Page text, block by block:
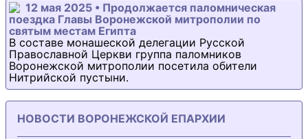
12 мая 2025 • Продолжается паломническая
поездка Главы Воронежской митрополии по
святым местам Египта
В составе монашеской делегации Русской
Православной Церкви группа паломников
Воронежской митрополии посетила обители
Нитрийской пустыни.
НОВОСТИ ВОРОНЕЖСКОЙ ЕПАРХИИ